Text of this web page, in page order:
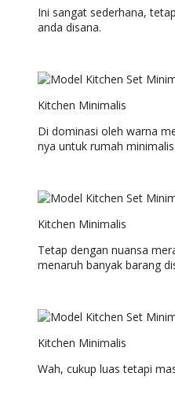
Ini sangat sederhana,
anda disana.
Kitchen Minimalis
Di dominasi oleh warna
nya untuk rumah
Kitchen Minimalis
Tetap dengan nuansa
menaruh banyak barang
Kitchen Minimalis
Wah, cukup luas tetapi